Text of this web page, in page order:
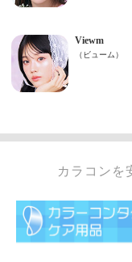
カラコンを